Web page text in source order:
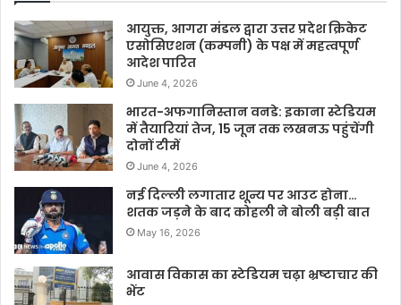
आयुक्त, आगरा मंडल द्वारा उत्तर प्रदेश क्रिकेट
एसोसिएशन (कम्पनी) के पक्ष में महत्वपूर्ण
आदेश पारित
June 4, 2026
भारत-अफगानिस्तान वनडे: इकाना स्टेडियम
में तैयारियां तेज, 15 जून तक लखनऊ पहुंचेंगी
दोनों टीमें
June 4, 2026
नई दिल्ली लगातार शून्य पर आउट होना…
शतक जड़ने के बाद कोहली ने बोली बड़ी बात
May 16, 2026
आवास विकास का स्टेडियम चढ़ा भ्रष्टाचार की
भेंट